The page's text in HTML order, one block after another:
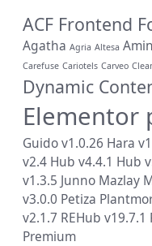
ACF Frontend
Agatha Agria Altesa
Carefuse Cariotels Carveo
Dynamic
Elementor
Guido v1.0.26 Hara
v2.4 Hub v4.4.1 Hub
v1.3.5 Junno Mazlay
v3.0.0 Petiza
v2.1.7 REHub v19.7.1
Premium